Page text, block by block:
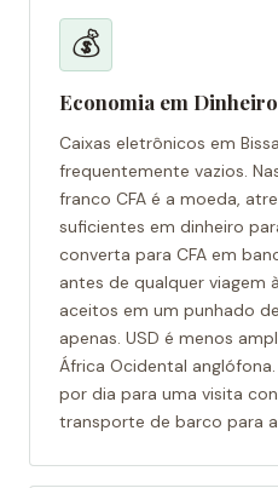
💰
Economia em
Caixas eletrônicos em
frequentemente vazios.
franco CFA é a moeda,
suficientes em dinheiro
converta para CFA em
antes de qualquer viagem
aceitos em um punhado
apenas. USD é menos
África Ocidental
por dia para uma visita
transporte de barco para